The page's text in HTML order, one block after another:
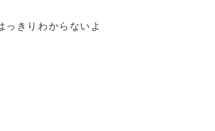
きりわからないよ